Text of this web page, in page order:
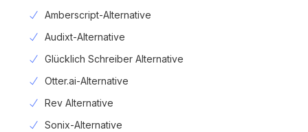
Amberscript-Alternative
Audixt-Alternative
Glücklich Schreiber Alternative
Otter.ai-Alternative
Rev Alternative
Sonix-Alternative